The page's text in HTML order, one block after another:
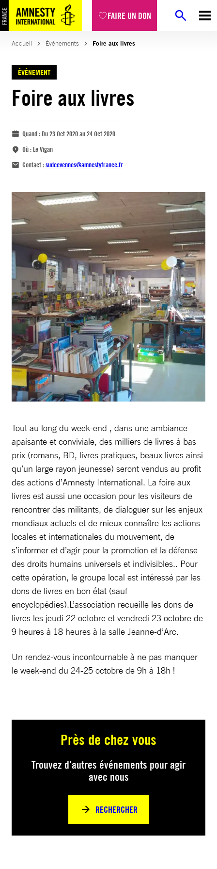
FAIRE UN DON
Accueil Évènements Foire aux livres
ÉVÈNEMENT
Foire aux livres
Quand :Du 23 Oct 2020 au 24 Oct 2020
Où :Le Vigan
Contact :sudcevennes@amnestyfrance.fr
Tout au long du week-end , dans une ambiance
apaisante et conviviale, des milliers de livres à bas
prix (romans, BD, livres pratiques, beaux livres ainsi
qu’un large rayon jeunesse) seront vendus au profit
des actions d’Amnesty International. La foire aux
livres est aussi une occasion pour les visiteurs de
rencontrer des militants, de dialoguer sur les enjeux
mondiaux actuels et de mieux connaître les actions
locales et internationales du mouvement, de
s’informer et d’agir pour la promotion et la défense
des droits humains universels et indivisibles.. Pour
cette opération, le groupe local est intéressé par les
dons de livres en bon état (sauf
encyclopédies).L’association recueille les dons de
livres les jeudi 22 octobre et vendredi 23 octobre de
9 heures à 18 heures à la salle Jeanne-d’Arc.
Un rendez-vous incontournable à ne pas manquer
le week-end du 24-25 octobre de 9h à 18h !
Près de chez vous
Trouvez d’autres événements pour agir
avec nous
RECHERCHER